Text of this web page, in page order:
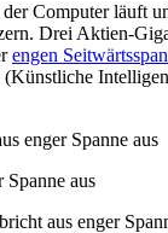
Computer läuft
Drei Aktien-
engen
(Künstliche